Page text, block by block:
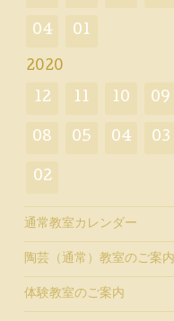
04 01
2020
12 11 10 09
08 05 04 03
02
通常教室カレンダー
陶芸（通常）教室のご案内
体験教室のご案内